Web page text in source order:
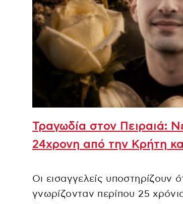
Τραγωδία στον Πειραιά:
24χρονη από την Κρήτη
Οι εισαγγελείς υποστηρίζουν
γνωρίζονταν περίπου 25